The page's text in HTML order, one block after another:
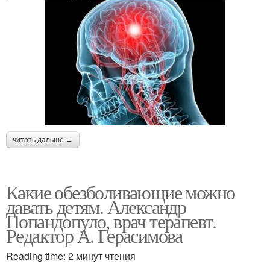
читать дальше →
Какие обезболивающие можно
давать детям. Александр
Попандопуло, врач терапевт.
Редактор А. Герасимова
Reading time: 2 минут чтения